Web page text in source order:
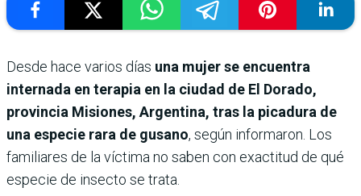
Desde hace varios días una mujer se encuentra
internada en terapia en la ciudad de El Dorado,
provincia Misiones, Argentina, tras la picadura de
una especie rara de gusano, según informaron. Los
familiares de la víctima no saben con exactitud de qué
especie de insecto se trata.